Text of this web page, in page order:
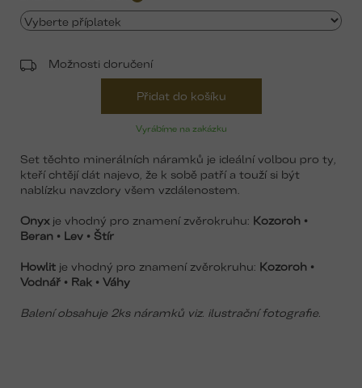
Vyrábíme na zakázku
Možnosti doručení
Přidat do košíku
Set těchto minerálních náramků je ideální volbou pro ty,
kteří chtějí dát najevo, že k sobě patří a touží si být
nablízku navzdory všem vzdálenostem.
Onyxje vhodný pro znamení zvěrokruhu: Kozoroh •
Beran • Lev • Štír
Howlit je vhodný pro znamení zvěrokruhu: Kozoroh •
Vodnář • Rak • Váhy
Balení obsahuje 2ks náramků viz. ilustrační fotografie.